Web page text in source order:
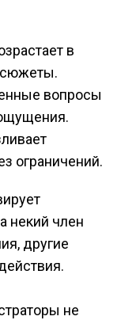
в
сюжеты.
вопросы
ограничений.
некий член
другие
не